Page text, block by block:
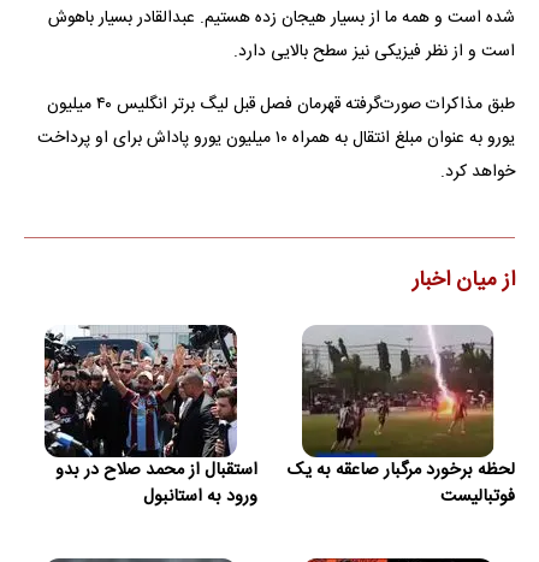
شده است و همه ما از بسیار هیجان زده هستیم. عبدالقادر بسیار باهوش
است و از نظر فیزیکی نیز سطح بالایی دارد.
طبق مذاکرات صورت‌گرفته قهرمان فصل قبل لیگ برتر انگلیس ۴۰ میلیون
یورو به عنوان مبلغ انتقال به همراه ۱۰ میلیون یورو پاداش برای او پرداخت
خواهد کرد.
از میان اخبار
لحظه برخورد مرگبار صاعقه به یک
فوتبالیست
استقبال از محمد صلاح در بدو
ورود به استانبول